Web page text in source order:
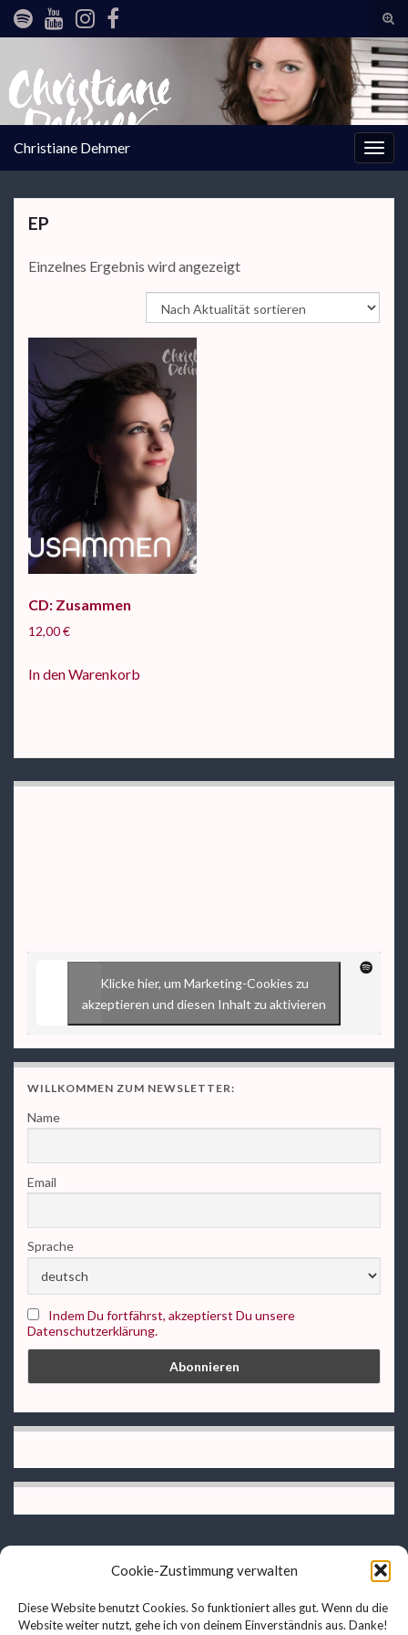
Cookie-Zustimmung verwalten
Diese Website benutzt Cookies. So funktioniert alles gut. Wenn du die
Website weiter nutzt, gehe ich von deinem Einverständnis aus. Danke!
Christiane Dehmer
EP
Einzelnes Ergebnis wird angezeigt
CD: Zusammen
12,00€
In den Warenkorb
Klicke hier, um Marketing-Cookies zu
akzeptieren und diesen Inhalt zu aktivieren
WILLKOMMEN ZUM NEWSLETTER:
Name
Email
Sprache
Indem Du fortfährst, akzeptierst Du unsere
Datenschutzerklärung.
AGB